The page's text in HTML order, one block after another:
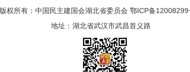
版权所有：中国民主建国会湖北省委员会 鄂ICP备12008299
地址：湖北省武汉市武昌首义路